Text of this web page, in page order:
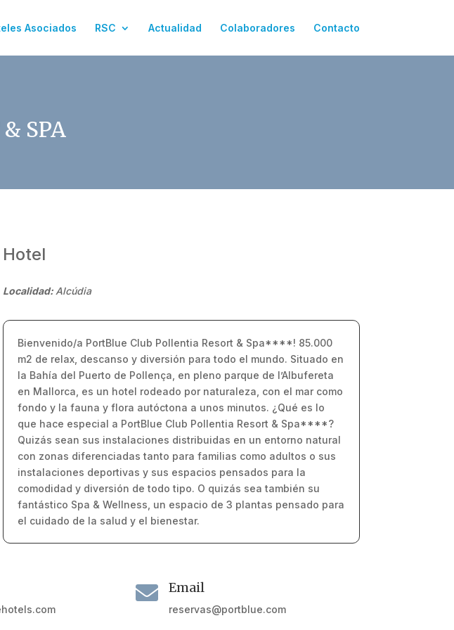
Asociados RSC Actualidad Colaboradores Contacto
SPA
Hotel
Localidad: Alcúdia
Bienvenido/a PortBlue Club Pollentia Resort & Spa****! 85.000
m2 de relax, descanso y diversión para todo el mundo. Situado en
la Bahía del Puerto de Pollença, en pleno parque de l’Albufereta
en Mallorca, es un hotel rodeado por naturaleza, con el mar como
fondo y la fauna y flora autóctona a unos minutos. ¿Qué es lo
que hace especial a PortBlue Club Pollentia Resort & Spa****?
Quizás sean sus instalaciones distribuidas en un entorno natural
con zonas diferenciadas tanto para familias como adultos o sus
instalaciones deportivas y sus espacios pensados para la
comodidad y diversión de todo tipo. O quizás sea también su
fantástico Spa & Wellness, un espacio de 3 plantas pensado para
el cuidado de la salud y el bienestar.
 Email
reservas@portblue.com